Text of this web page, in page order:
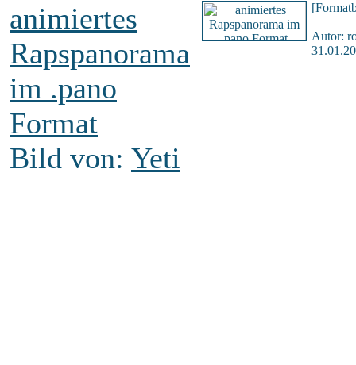
animiertes
Rapspanorama
im .pano
Format
Bild von: Yeti
[
Autor: